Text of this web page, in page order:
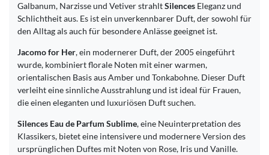
Galbanum, Narzisse und Vetiver strahltSilences Eleganz und
Schlichtheit aus. Es ist ein unverkennbarer Duft, der sowohl für
den Alltag als auch für besondere Anlässe geeignet ist.
Jacomo for Her, ein modernerer Duft, der 2005 eingeführt
wurde, kombiniert florale Noten mit einer warmen,
orientalischen Basis aus Amber und Tonkabohne. Dieser Duft
verleiht eine sinnliche Ausstrahlung und ist ideal für Frauen,
die einen eleganten und luxuriösen Duft suchen.
Silences Eau de Parfum Sublime, eine Neuinterpretation des
Klassikers, bietet eine intensivere und modernere Version des
ursprünglichen Duftes mit Noten von Rose, Iris und Vanille.